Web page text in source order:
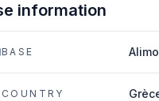
information
BASE
COUNTRY